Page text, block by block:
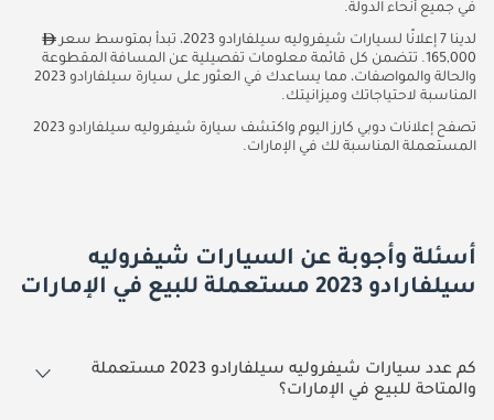
في جميع أنحاء الدولة.
لدينا 7 إعلانًا لسيارات شيفروليه سيلفارادو 2023، تبدأ بمتوسط سعر
165,000. تتضمن كل قائمة معلومات تفصيلية عن المسافة المقطوعة
والحالة والمواصفات، مما يساعدك في العثور على سيارة سيلفارادو 2023
المناسبة لاحتياجاتك وميزانيتك.
تصفح إعلانات دوبي كارز اليوم واكتشف سيارة شيفروليه سيلفارادو 2023
المستعملة المناسبة لك في الإمارات.
أسئلة وأجوبة عن السيارات شيفروليه
سيلفارادو 2023 مستعملة للبيع في الإمارات
كم عدد سيارات شيفروليه سيلفارادو 2023 مستعملة
والمتاحة للبيع في الإمارات؟